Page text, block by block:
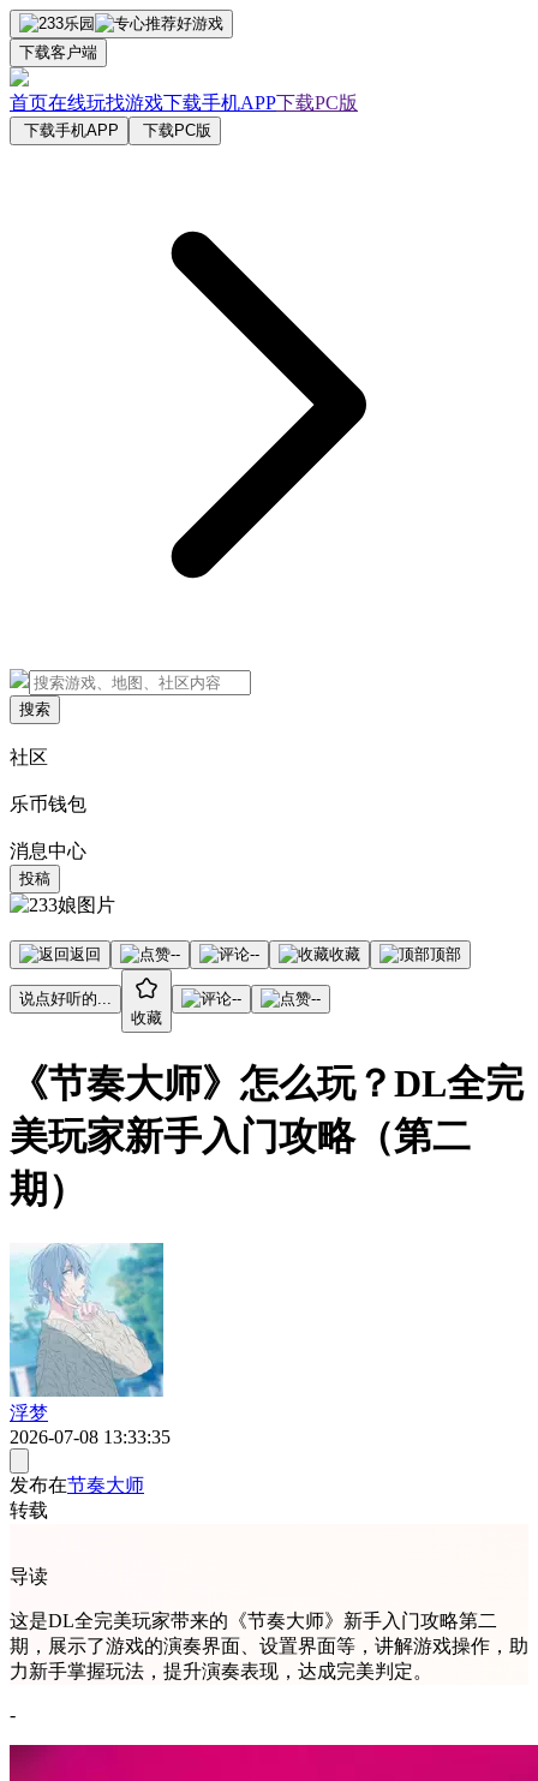
下载客户端
首页在线玩找游戏下载手机APP下载PC版
下载手机APP 下载PC版
搜索
社区
乐币钱包
消息中心
投稿
返回 -- -- 收藏 顶部
说点好听的...
收藏
-- --
《节奏大师》怎么玩？DL全完
美玩家新手入门攻略（第二
期）
浮梦
2026-07-08 13:33:35
发布在节奏大师
转载
导读
这是DL全完美玩家带来的《节奏大师》新手入门攻略第二
期，展示了游戏的演奏界面、设置界面等，讲解游戏操作，助
力新手掌握玩法，提升演奏表现，达成完美判定。
-